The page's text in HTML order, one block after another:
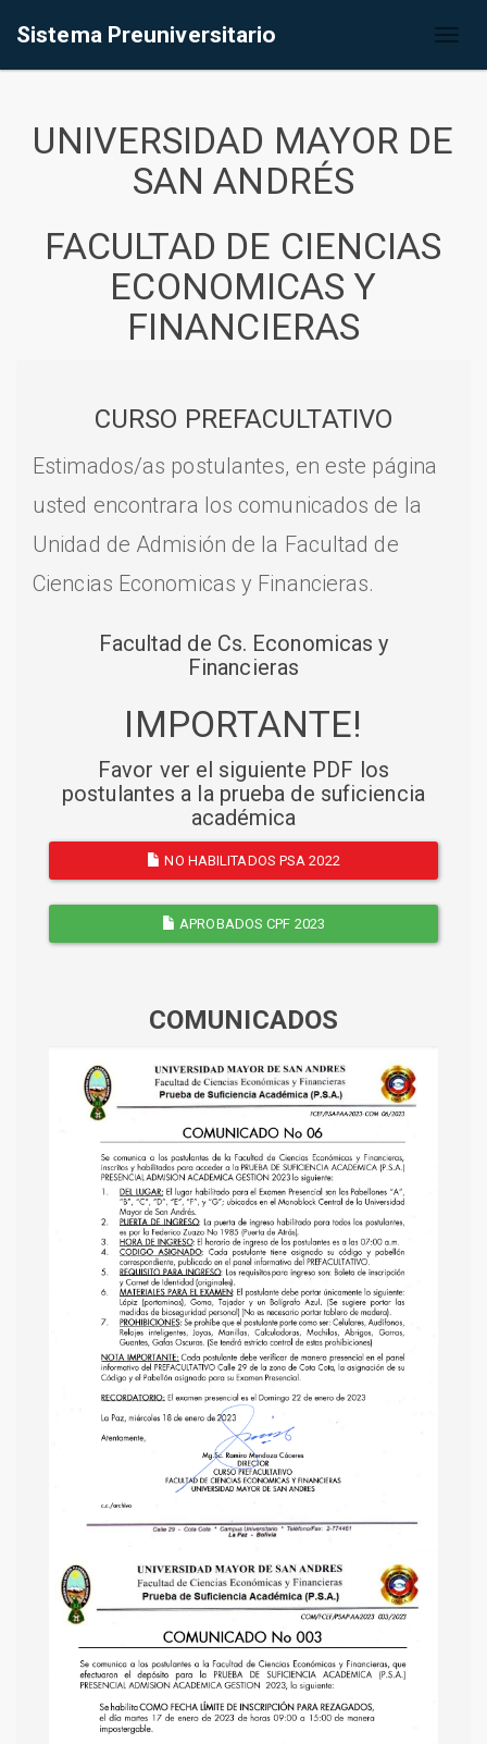
Sistema Preuniversitario
UNIVERSIDAD MAYOR DE
SAN ANDRÉS
FACULTAD DE CIENCIAS
ECONOMICAS Y
FINANCIERAS
CURSO PREFACULTATIVO
Estimados/as postulantes, en este página
usted encontrara los comunicados de la
Unidad de Admisión de la Facultad de
Ciencias Economicas y Financieras.
Facultad de Cs. Economicas y
Financieras
IMPORTANTE!
Favor ver el siguiente PDF los
postulantes a la prueba de suficiencia
académica
NO HABILITADOS PSA 2022
APROBADOS CPF 2023
COMUNICADOS